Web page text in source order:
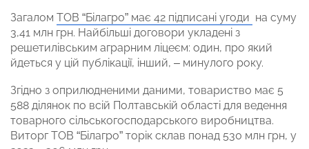
Загалом ТОВ “Білагро” має 42 підписані угоди на суму
3,41 млн грн. Найбільші договори укладені з
решетилівським аграрним ліцеєм: один, про який
йдеться у цій публікації, інший, – минулого року.
Згідно з оприлюдненими даними, товариство має 5
588 ділянок по всій Полтавській області для ведення
товарного сільськогосподарського виробництва.
Виторг ТОВ “Білагро” торік склав понад 530 млн грн, у